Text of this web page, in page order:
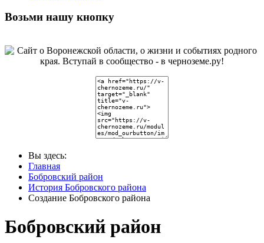
Возьми нашу кнопку
Вы здесь:
Главная
Бобровский район
История Бобровского района
Создание Бобровского района
Бобровский район